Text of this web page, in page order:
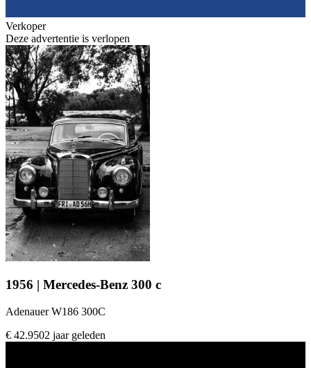
Verkoper
Deze advertentie is verlopen
1956 | Mercedes-Benz 300 c
Adenauer W186 300C
€ 42.9502 jaar geleden